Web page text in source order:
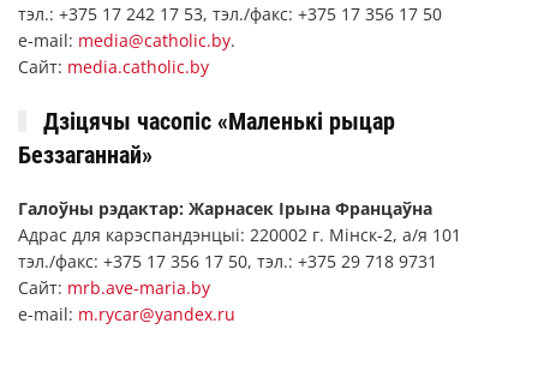
тэл.: +375 17 242 17 53, тэл./факс: +375 17 356 17 50
е-mail: media@catholic.by.
Сайт: media.catholic.by
Дзіцячы часопіс «Маленькі рыцар
Беззаганнай»
Галоўны рэдактар: Жарнасек Ірына Францаўна
Адрас для карэспандэнцыі: 220002 г. Мінск-2, а/я 101
тэл./факс: +375 17 356 17 50, тэл.: +375 29 718 9731
Сайт: mrb.ave-maria.by
е-mail: m.rycar@yandex.ru